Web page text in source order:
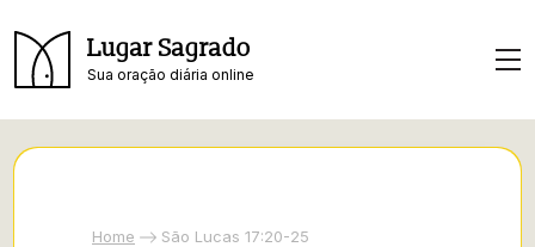
Lugar Sagrado
Sua oração diária online
Home São Lucas 17:20-25